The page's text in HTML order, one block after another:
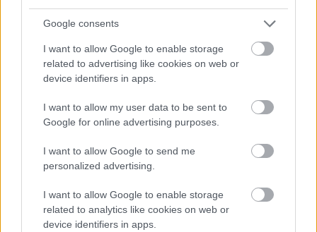
Google consents
I want to allow Google to enable storage
related to advertising like cookies on web or
device identifiers in apps.
I want to allow my user data to be sent to
Google for online advertising purposes.
I want to allow Google to send me
personalized advertising.
I want to allow Google to enable storage
related to analytics like cookies on web or
device identifiers in apps.